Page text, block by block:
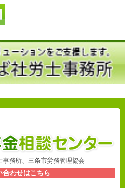
事務所、三条市労務管理協会
合わせはこちら